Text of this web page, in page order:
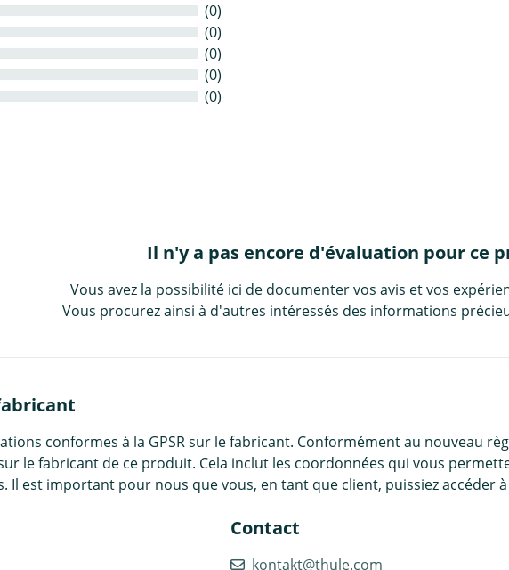
(0)
(0)
(0)
(0)
(0)
Il n'y a pas encore d'évaluation pour ce
Vous avez la possibilité ici de documenter vos avis et vos
Vous procurez ainsi à d'autres intéressés des informations
conformes à la GPSR sur le fabricant. Conformément au nouveau
le fabricant de ce produit. Cela inclut les coordonnées qui vous
Il est important pour nous que vous, en tant que client, puissiez
Contact
kontakt@thule.com